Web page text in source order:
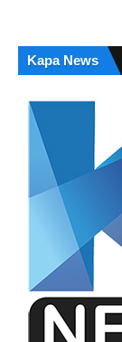
Kapa News